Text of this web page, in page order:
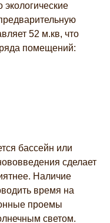
экологические
52 м.кв, что
помещений:
бассейн или
сделает
Наличие
время на
проемы
светом.